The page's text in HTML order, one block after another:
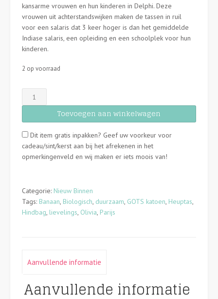
kansarme vrouwen en hun kinderen in Delphi. Deze
vrouwen uit achterstandswijken maken de tassen in ruil
voor een salaris dat 3 keer hoger is dan het gemiddelde
Indiase salaris, een opleiding en een schoolplek voor hun
kinderen.
2 op voorraad
Hindbag
-
Olivia
-
Bleu
Toevoegen aan winkelwagen
Dit item gratis inpakken? Geef uw voorkeur voor
cadeau/sint/kerst aan bij het afrekenen in het
opmerkingenveld en wij maken er iets moois van!
Categorie: Nieuw Binnen
Tags: Banaan, Biologisch, duurzaam, GOTS katoen, Heuptas,
Hindbag, lievelings, Olivia, Parijs
Aanvullende informatie
Aanvullende informatie